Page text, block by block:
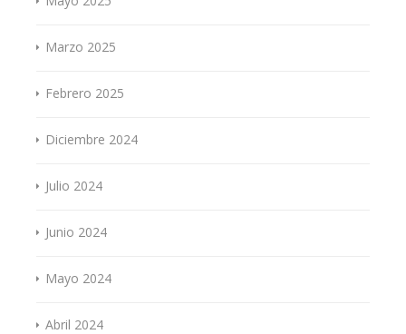
Marzo 2025
Febrero 2025
Diciembre 2024
Julio 2024
Junio 2024
Mayo 2024
Abril 2024